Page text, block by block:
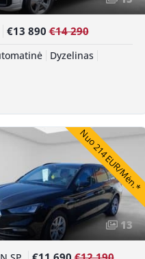
€13 890€14 290
Dyzelinas
Nuo 214 EUR/Mėn.*
13